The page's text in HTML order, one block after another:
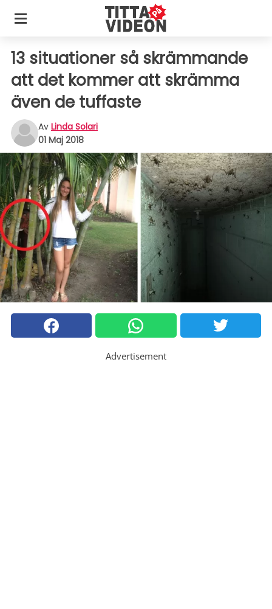
13 situationer så skrämmande
att det kommer att skrämma
även de tuffaste
Av Linda Solari
01 Maj 2018
Advertisement